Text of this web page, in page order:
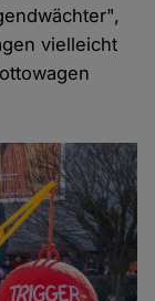
vielleicht